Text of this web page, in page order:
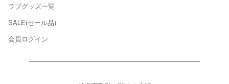
ラブグッズ一覧
SALE(セール品)
会員ログイン